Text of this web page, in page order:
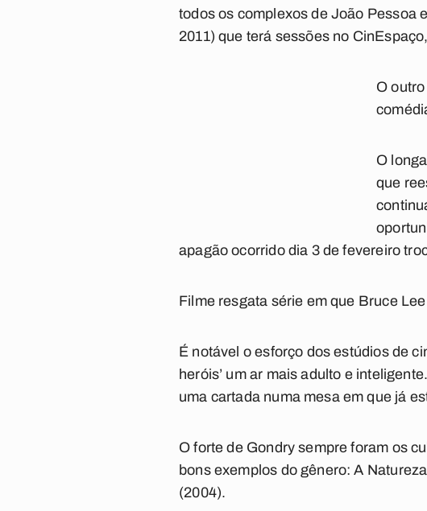
todos os complexos de João Pessoa
2011) que terá sessões no
O
O
que
apagão ocorrido dia 3 de fevereiro
Filme resgata série em que Bruce
É notável o esforço dos estúdios de
heróis’ um ar mais adulto e
uma cartada numa mesa em que já
O forte de Gondry sempre foram os
bons exemplos do gênero: A
(2004).